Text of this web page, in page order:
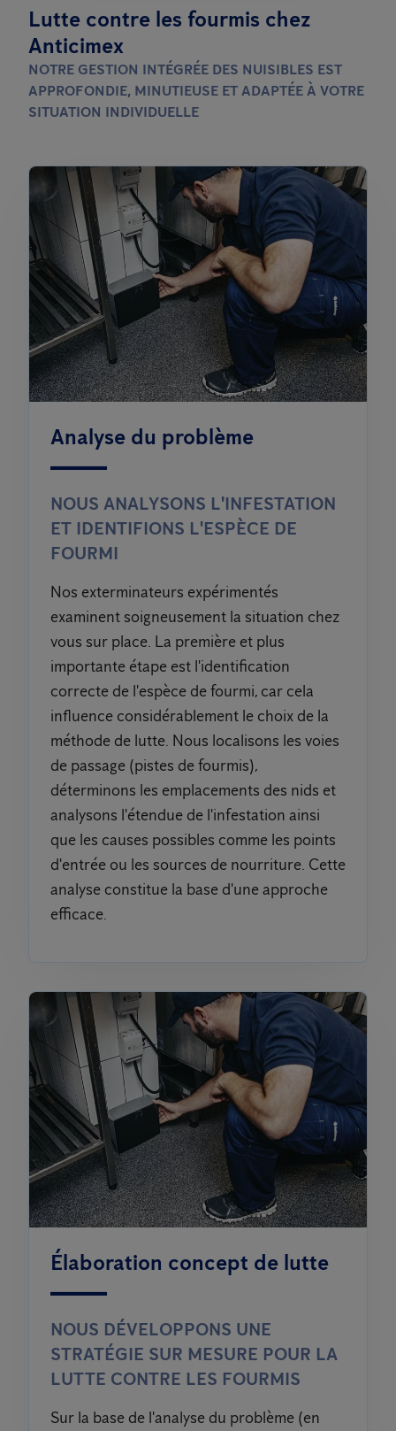
Lutte contre les fourmis chez
Anticimex
NOTRE GESTION INTÉGRÉE DES NUISIBLES EST
APPROFONDIE, MINUTIEUSE ET ADAPTÉE À VOTRE
SITUATION INDIVIDUELLE
Analyse du problème
NOUS ANALYSONS L'INFESTATION
ET IDENTIFIONS L'ESPÈCE DE
FOURMI
Nos exterminateurs expérimentés
examinent soigneusement la situation chez
vous sur place. La première et plus
importante étape est l'identification
correcte de l'espèce de fourmi, car cela
influence considérablement le choix de la
méthode de lutte. Nous localisons les voies
de passage (pistes de fourmis),
déterminons les emplacements des nids et
analysons l'étendue de l'infestation ainsi
que les causes possibles comme les points
d'entrée ou les sources de nourriture. Cette
analyse constitue la base d'une approche
efficace.
Élaboration concept de lutte
NOUS DÉVELOPPONS UNE
STRATÉGIE SUR MESURE POUR LA
LUTTE CONTRE LES FOURMIS
Sur la base de l'analyse du problème (en